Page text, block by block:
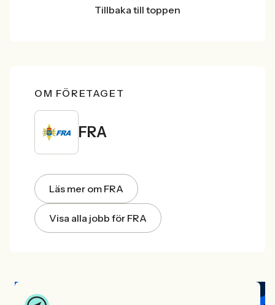
Tillbaka till toppen
OM FÖRETAGET
FRA
Läs mer om FRA
Visa alla jobb för FRA